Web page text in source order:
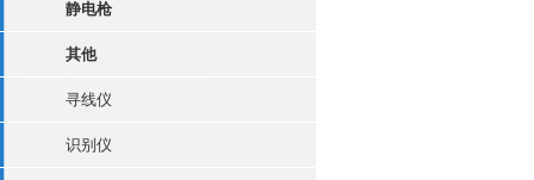
静电枪
其他
寻线仪
识别仪